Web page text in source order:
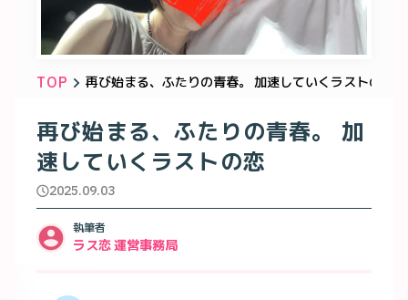
TOP 再び始まる、ふたりの青春。 加速していくラストの恋
再び始まる、ふたりの青春。 加
速していくラストの恋
2025.09.03
執筆者
ラス恋 運営事務局